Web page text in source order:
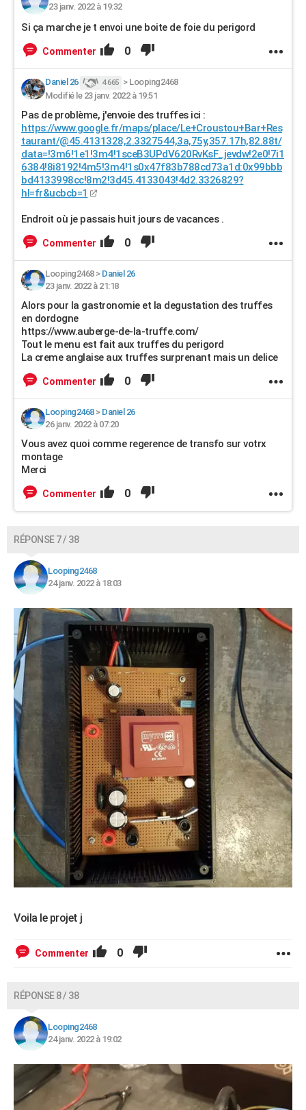
23 janv. 2022 à 19:32
Si ça marche je t envoi une boite de foie du perigord
Commenter 0
Daniel 26 4 665 > Looping2468
Modifié le 23 janv. 2022 à 19:51
Pas de problème, j'envoie des truffes ici :
https://www.google.fr/maps/place/Le+Croustou+Bar+Res
taurant/@45.4131328,2.3327544,3a,75y,357.17h,82.88t/
data=!3m6!1e1!3m4!1sceB3UPdV620RvKsF_jevdw!2e0!7i1
6384!8i8192!4m5!3m4!1s0x47f83b788cd73a1d:0x99bbb
bd4133998cc!8m2!3d45.4133043!4d2.3326829?
hl=fr&ucbcb=1
Endroit où je passais huit jours de vacances .
Commenter 0
Looping2468> Daniel 26
23 janv. 2022 à 21:18
Alors pour la gastronomie et la degustation des truffes
en dordogne
https://www.auberge-de-la-truffe.com/
Tout le menu est fait aux truffes du perigord
La creme anglaise aux truffes surprenant mais un delice
Commenter 0
Looping2468> Daniel 26
26 janv. 2022 à 07:20
Vous avez quoi comme regerence de transfo sur votrx
montage
Merci
Commenter 0
RÉPONSE 7 / 38
Looping2468
24 janv. 2022 à 18:03
Voila le projet j
Commenter 0
RÉPONSE 8 / 38
Looping2468
24 janv. 2022 à 19:02